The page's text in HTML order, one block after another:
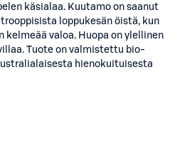
käsialaa. Kuutamo on saanut
loppukesän öistä, kun
kelmeää valoa. Huopa on ylellinen
Tuote on valmistettu bio-
hienokuituisesta